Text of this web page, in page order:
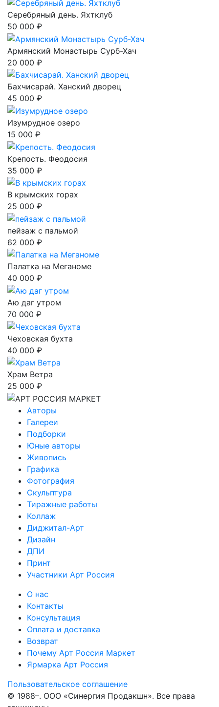
Серебряный день. Яхтклуб
50 000 ₽
Армянский Монастырь Сурб-Хач
20 000 ₽
Бахчисарай. Ханский дворец
45 000 ₽
Изумрудное озеро
15 000 ₽
Крепость. Феодосия
35 000 ₽
В крымских горах
25 000 ₽
пейзаж с пальмой
62 000 ₽
Палатка на Меганоме
40 000 ₽
Аю даг утром
70 000 ₽
Чеховская бухта
40 000 ₽
Храм Ветра
25 000 ₽
Авторы
Галереи
Подборки
Юные авторы
Живопись
Графика
Фотография
Скульптура
Тиражные работы
Коллаж
Диджитал-Арт
Дизайн
ДПИ
Принт
Участники Арт Россия
О нас
Контакты
Консультация
Оплата и доставка
Возврат
Почему Арт Россия Маркет
Ярмарка Арт Россия
Пользовательское соглашение
© 1988–. ООО «Синергия Продакшн». Все права